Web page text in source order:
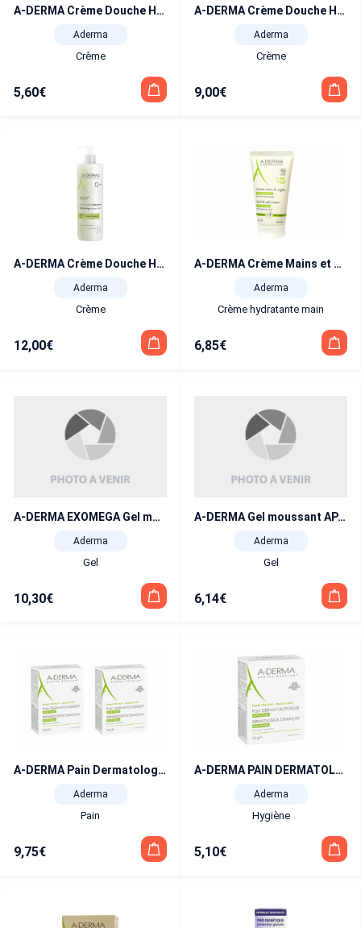
A-DERMA Crème Douche Hydratante 200 ml
Aderma
Crème
5,60€
A-DERMA Crème Douche Hydratante 500 ml
Aderma
Crème
9,00€
A-DERMA Crème Douche Hydratante 750 ml
Aderma
Crème
12,00€
A-DERMA Crème Mains et Ongles Hydratante BIO 50 ml
Aderma
Crème hydratante main
6,85€
A-DERMA EXOMEGA Gel moussant émollient 200 ml
Aderma
Gel
10,30€
A-DERMA Gel moussant APAISANT Tube 200 ml
Aderma
Gel
6,14€
A-DERMA Pain Dermatologique Apaisant Lot de 2×100 g
Aderma
Pain
9,75€
A-DERMA PAIN DERMATOLOGIQUE au lait d’Avoine 100g
Aderma
Hygiène
5,10€